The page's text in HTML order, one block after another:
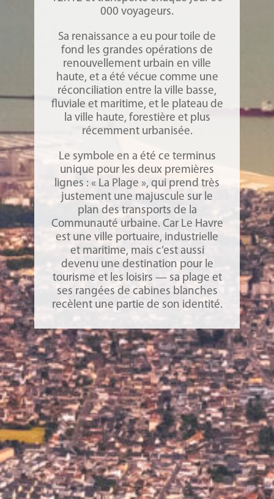
000 voyageurs.
Sa renaissance a eu pour toile de
fond les grandes opérations de
renouvellement urbain en ville
haute, et a été vécue comme une
réconciliation entre la ville basse,
fluviale et maritime, et le plateau de
la ville haute, forestière et plus
récemment urbanisée.
Le symbole en a été ce terminus
unique pour les deux premières
lignes : « La Plage », qui prend très
justement une majuscule sur le
plan des transports de la
Communauté urbaine. Car Le Havre
est une ville portuaire, industrielle
et maritime, mais c’est aussi
devenu une destination pour le
tourisme et les loisirs — sa plage et
ses rangées de cabines blanches
recèlent une partie de son identité.